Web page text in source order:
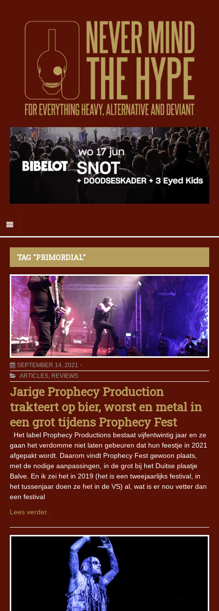
TAG "PRIMORDIAL"
SEPTEMBER 14, 2021
ARTICLES, REVIEWS
Jarige Prophecy Production
trakteert op bier, worst en metal in
een grot tijdens Prophecy Fest
Het label Prophecy Productions bestaat vijfentwintig jaar en ze
gaan het verdomme niet laten gebeuren dat hun feestje in 2021
afgepakt wordt. Daarom vindt Prophecy Fest gewoon plaats,
met de nodige aanpassingen, in de grot bij het Duitse plaatje
Balve. En ik zei het in 2019 (het is een tweejaarlijks festival, in
het tussenjaar doen ze het in de VS) al, wat is er nou vetter dan
een festival
Lees verder..